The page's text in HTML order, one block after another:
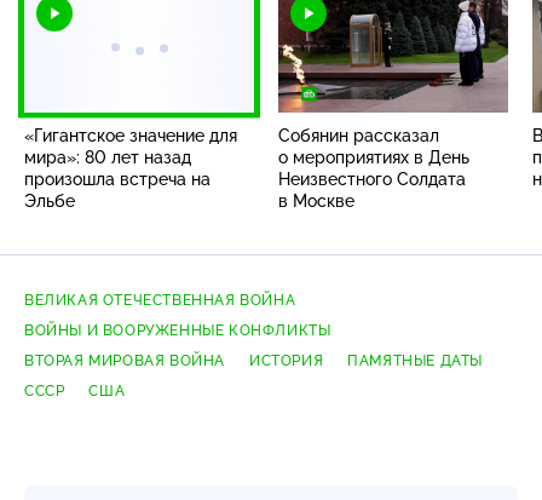
«Гигантское значение для
мира»: 80 лет назад
произошла встреча на
Эльбе
Собянин рассказал
о мероприятиях в День
Неизвестного Солдата
в Москве
ВЕЛИКАЯ ОТЕЧЕСТВЕННАЯ ВОЙНА
ВОЙНЫ И ВООРУЖЕННЫЕ КОНФЛИКТЫ
ВТОРАЯ МИРОВАЯ ВОЙНА
ИСТОРИЯ
ПАМЯТНЫЕ ДАТЫ
СССР
США